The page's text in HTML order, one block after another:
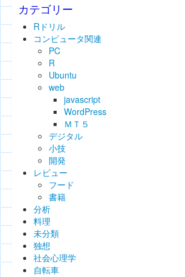
カテゴリー
Rドリル
コンピュータ関連
PC
R
Ubuntu
web
javascript
WordPress
ＭＴ５
デジタル
小技
開発
レビュー
フード
書籍
分析
料理
未分類
独想
社会心理学
自転車